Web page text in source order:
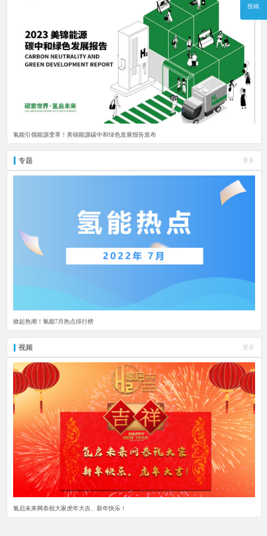
投稿
氢能引领能源变革！美锦能源碳中和绿色发展报告发布
专题 更多
掀起热潮！氢能7月热点排行榜
视频 更多
氢启未来网恭祝大家虎年大吉、新年快乐！